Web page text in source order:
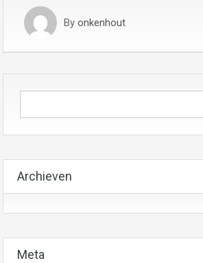
By onkenhout
Archieven
Meta